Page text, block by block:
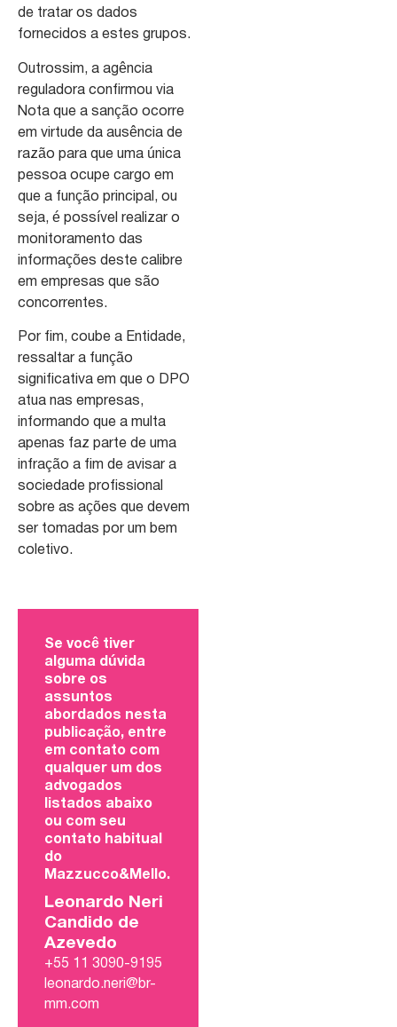
de tratar os dados
fornecidos a estes grupos.
Outrossim, a agência
reguladora confirmou via
Nota que a sanção ocorre
em virtude da ausência de
razão para que uma única
pessoa ocupe cargo em
que a função principal, ou
seja, é possível realizar o
monitoramento das
informações deste calibre
em empresas que são
concorrentes.
Por fim, coube a Entidade,
ressaltar a função
significativa em que o DPO
atua nas empresas,
informando que a multa
apenas faz parte de uma
infração a fim de avisar a
sociedade profissional
sobre as ações que devem
ser tomadas por um bem
coletivo.
Se você tiver
alguma dúvida
sobre os
assuntos
abordados nesta
publicação, entre
em contato com
qualquer um dos
advogados
listados abaixo
ou com seu
contato habitual
do
Mazzucco&Mello.
Leonardo Neri
Candido de
Azevedo
+55 11 3090-9195
leonardo.neri@br-
mm.com